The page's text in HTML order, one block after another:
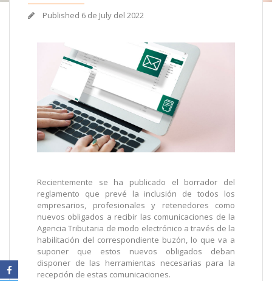
Published 6 de July del 2022
Recientemente se ha publicado el borrador del
reglamento que prevé la inclusión de todos los
empresarios, profesionales y retenedores como
nuevos obligados a recibir las comunicaciones de la
Agencia Tributaria de modo electrónico a través de la
habilitación del correspondiente buzón, lo que va a
suponer que estos nuevos obligados deban
disponer de las herramientas necesarias para la
recepción de estas comunicaciones.